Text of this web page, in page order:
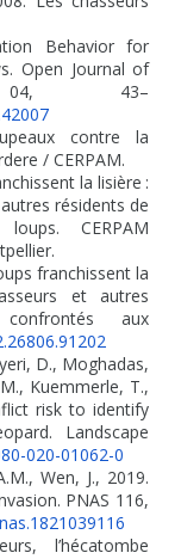
Behavior for
Open Journal of
04, 43–
contre la
/ CERPAM.
la lisière :
résidents de
CERPAM
franchissent la
et autres
aux
D., Moghadas,
Kuemmerle, T.,
risk to identify
Landscape
020-01062-0
Wen, J., 2019.
PNAS 116,
l’hécatombe